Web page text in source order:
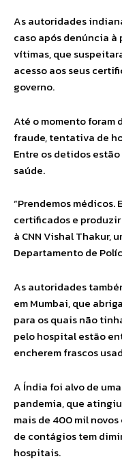
As autoridades
caso após denúncia
vítimas, que
acesso aos seus
governo.
Até o momento foram
fraude, tentativa de
Entre os detidos
saúde.
“Prendemos médicos.
certificados e
à CNN Vishal Thakur,
Departamento de
As autoridades
em Mumbai, que
para os quais não
pelo hospital estão
encherem frascos
A Índia foi alvo de
pandemia, que
mais de 400 mil novos
de contágios tem
hospitais.